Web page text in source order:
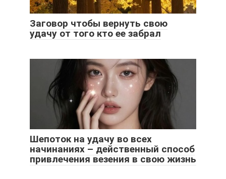
Заговор чтобы вернуть свою
удачу от того кто ее забрал
Шепоток на удачу во всех
начинаниях – действенный способ
привлечения везения в свою жизнь